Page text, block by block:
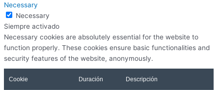
Necessary
Necessary
Siempre activado
Necessary cookies are absolutely essential for the website to
function properly. These cookies ensure basic functionalities and
security features of the website, anonymously.
Cookie Duración Descripción